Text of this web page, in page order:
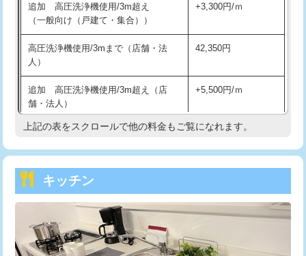
交換・取付（その他部品） 11,000円+材料費
持込商品取付（単水栓） 13,200円
持込商品取付（混合水栓）
持込商品取付（浄水器・分岐水栓） 16,500円
持込商品取付（温水洗浄便座） 22,000円
持込商品取付（普通便座⇔温水洗浄便
22,000円
給水管工事※（ホール加工)
給水管工事※（バンド止め) 3,300円
給水管工事※（支持金具設置) 5,500円
追加 高圧洗浄機使用/3m超え
（一般向け（戸建て・集合））
+3,300円/ｍ
高圧洗浄機使用/3mまで（店舗・法
人）
42,350円
追加 高圧洗浄機使用/3m超え（店
舗・法人）
+5,500円/ｍ
高度高圧洗浄換 現地調査
トーラー機使用/3mまで
追加トーラー機使用/3m超え +3,300円
カメラ調査 33,000円
上記の表をスクロールで他の料金もご覧になれます。
キッチン